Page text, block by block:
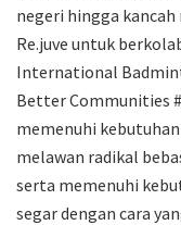
negeri hingga
Re.juve untuk
International
Better Communities
memenuhi
melawan radikal
serta memenuhi
segar dengan cara